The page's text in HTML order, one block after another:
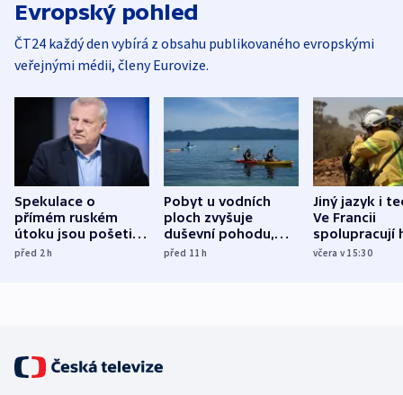
Evropský pohled
ČT24 každý den vybírá z obsahu publikovaného evropskými
veřejnými médii, členy Eurovize.
Spekulace o
přímém ruském
útoku jsou pošetilé,
míní estonský
před 2h
Pobyt u vodních
ploch zvyšuje
duševní pohodu,
ukázala
před 11h
Jiný jazyk i
Ve Francii
spolupracují
různých zemí
včera v 15:30